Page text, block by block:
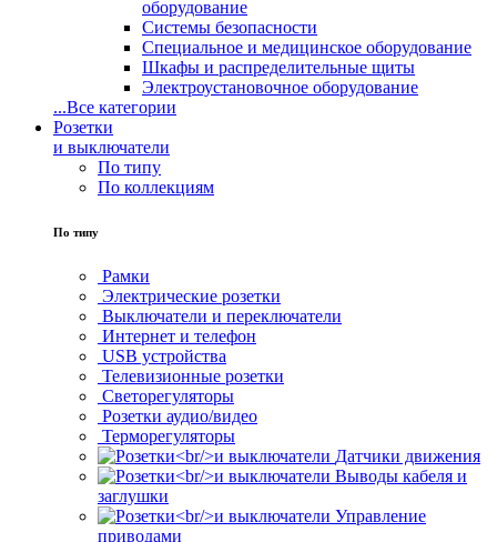
оборудование
Системы безопасности
Специальное и медицинское оборудование
Шкафы и распределительные щиты
Электроустановочное оборудование
...Все категории
Розетки
и выключатели
По типу
По коллекциям
По типу
Рамки
Электрические розетки
Выключатели и переключатели
Интернет и телефон
USB устройства
Телевизионные розетки
Светорегуляторы
Розетки аудио/видео
Терморегуляторы
Датчики движения
Выводы кабеля и
заглушки
Управление
приводами